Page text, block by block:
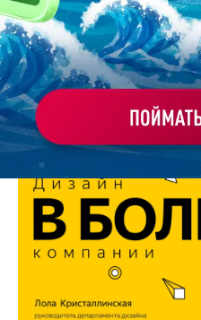
Моё избранное
Работа
эксперта